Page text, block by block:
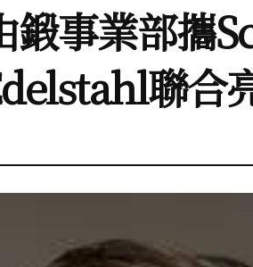
鍛事業部攜
聯合